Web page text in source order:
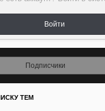
Войти
Подписчики
ТЕМ